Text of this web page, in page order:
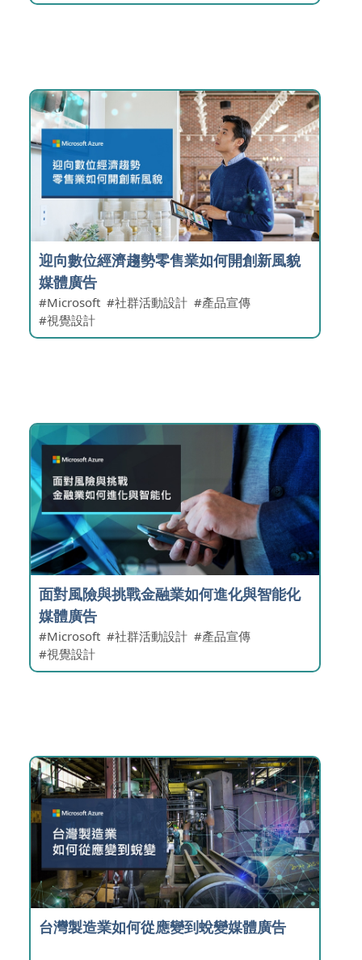
迎向數位經濟趨勢零售業如何開創新風貌
媒體廣告
Microsoft 社群活動設計
產品宣傳
視覺設計
面對風險與挑戰金融業如何進化與智能化
媒體廣告
Microsoft 社群活動設計
產品宣傳
視覺設計
台灣製造業如何從應變到蛻變媒體廣告